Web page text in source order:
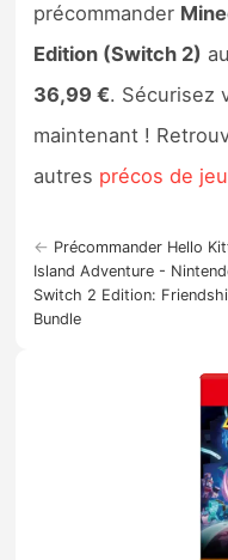
précommander
Edition (Switch 2)
36,99 €. Sécurisez
maintenant !
autres précos de
← Précommander Hello
Island Adventure -
Switch 2 Edition:
Bundle